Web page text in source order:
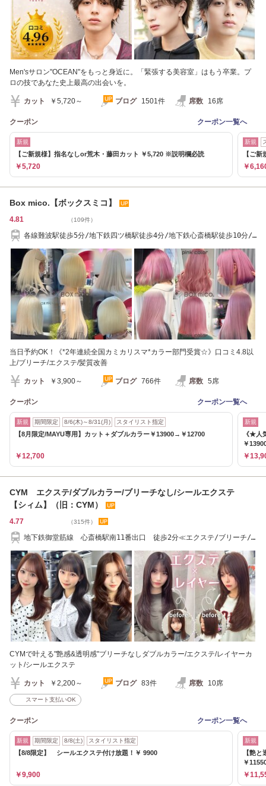
Men'sサロン"OCEAN"をもっと身近に。「緊張する美容室」はもう卒業。プ
ロの技であなた史上最高の出会いを。
カット ￥5,720～ ブログ 1501件 席数 16席
クーポン クーポン一覧へ
新規
【ご新規様】指名なしor荒木・藤田カット ￥5,720 ※説明欄必読
￥5,720
新規
【ご
￥
Box mico.【ボックスミコ】
4.81 （109件）
各線難波駅徒歩5分/地下鉄四ツ橋駅徒歩4分/地下鉄心斎橋駅徒歩10分/
当日予約OK！《*2年連続全国カミカリスマ*カラー部門受賞☆》口コミ4.8以
上/ブリーチ/エクステ/髪質改善
カット ￥3,900～ ブログ 766件 席数 5席
クーポン クーポン一覧へ
新規 期間限定 8/6(木)～8/31(月) スタイリスト指定
【8月限定/MAYU専用】カット＋ダブルカラー￥13900→￥12700
￥12,700
新規
《★人
￥
￥
CYM エクステ/ダブルカラー/ブリーチなし/シールエクステ
【シィム】（旧：CYM）
4.77 （315件）
地下鉄御堂筋線 心斎橋駅南11番出口 徒歩2分≪エクステ/ブリーチ/
CYMで叶える"艶感&透明感"ブリーチなしダブルカラー/エクステ/レイヤーカ
ット/シールエクステ
カット ￥2,200～ ブログ 83件 席数 10席
スマート支払いOK
クーポン クーポン一覧へ
新規 期間限定 8/8(土) スタイリスト指定
【8/8限定】 シールエクステ付け放題！￥ 9900
￥9,900
新規
【艶
￥
￥